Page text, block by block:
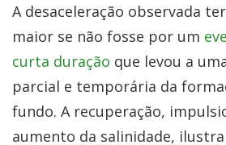
A desaceleração observada
maior se não fosse por um
curta duração que levou a
parcial e temporária da
fundo. A recuperação,
aumento da salinidade,